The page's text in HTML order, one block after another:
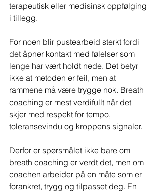
terapeutisk eller medisinsk oppfølging
i tillegg.
For noen blir pustearbeid sterkt fordi
det åpner kontakt med følelser som
lenge har vært holdt nede. Det betyr
ikke at metoden er feil, men at
rammene må være trygge nok. Breath
coaching er mest verdifullt når det
skjer med respekt for tempo,
toleransevindu og kroppens signaler.
Derfor er spørsmålet ikke bare om
breath coaching er verdt det, men om
coachen arbeider på en måte som er
forankret, trygg og tilpasset deg. En